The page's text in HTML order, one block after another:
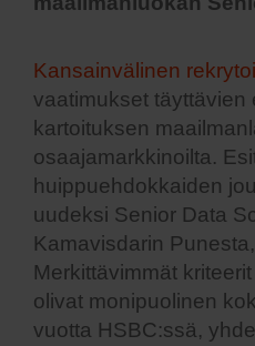
Kansainvälinen
vaatimukset täyttävien
kartoituksen
osaajamarkkinoilta.
huippuehdokkaiden
uudeksi Senior Data
Kamavisdarin
Merkittävimmät
olivat monipuolinen
vuotta HSBC:ssä,